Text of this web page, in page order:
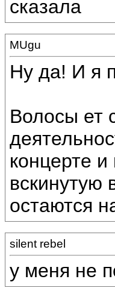
сказала
MUgu
Ну да! И я
Волосы ет
концерте
вскинутую
остаются
silent rebel
у меня не